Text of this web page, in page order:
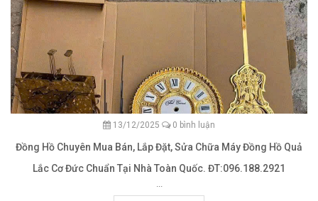
13/12/2025 0 bình luận
Đồng Hồ Chuyên Mua Bán, Lắp Đặt, Sửa Chữa Máy Đồng Hồ Quả
Lắc Cơ Đức Chuẩn Tại Nhà Toàn Quốc. ĐT:096.188.2921
...